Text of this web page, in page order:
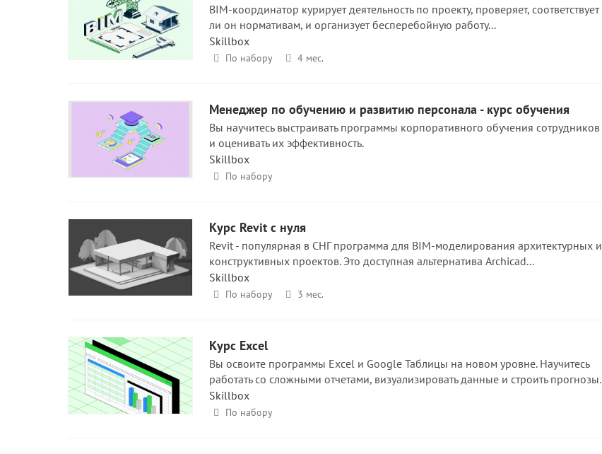
BIM-координатор курирует деятельность по проекту, проверяет, соответствует
ли он нормативам, и организует бесперебойную работу...
Skillbox
По набору 4 мес.
Менеджер по обучению и развитию персонала - курс обучения
Вы научитесь выстраивать программы корпоративного обучения сотрудников
и оценивать их эффективность.
Skillbox
По набору
Курс Revit с нуля
Revit - популярная в СНГ программа для BIM-моделирования архитектурных и
конструктивных проектов. Это доступная альтернатива Archicad...
Skillbox
По набору 3 мес.
Курс Excel
Вы освоите программы Excel и Google Таблицы на новом уровне. Научитесь
работать со сложными отчетами, визуализировать данные и строить прогнозы.
Skillbox
По набору